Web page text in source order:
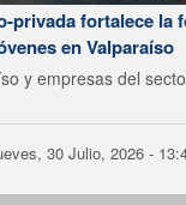
privada fortalece la
en Valparaíso
y empresas del
30 Julio, 2026 -